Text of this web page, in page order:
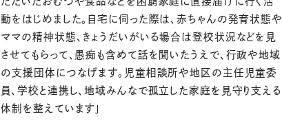
動をはじめました。自宅に伺った際は、赤ちゃんの発育状態や
ママの精神状態、きょうだいがいる場合は登校状況などを見
させてもらって、愚痴も含めて話を聞いたうえで、行政や地域
の支援団体につなげます。児童相談所や地区の主任児童委
員、学校と連携し、地域みんなで孤立した家庭を見守り支える
体制を整えています」